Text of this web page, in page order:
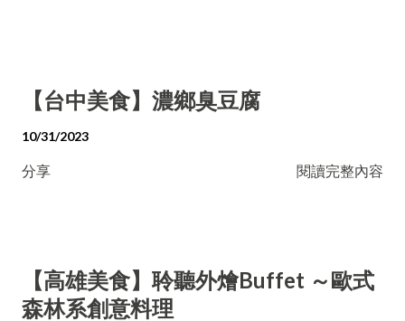
【台中美食】濃鄉臭豆腐
10/31/2023
分享 閱讀完整內容
【高雄美食】聆聽外燴Buffet ～歐式
森林系創意料理